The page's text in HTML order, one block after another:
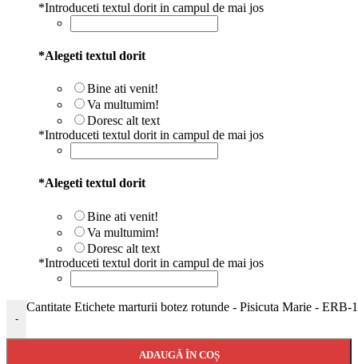
*Introduceti textul dorit in campul de mai jos
*Alegeti textul dorit
Bine ati venit!
Va multumim!
Doresc alt text
*Introduceti textul dorit in campul de mai jos
*Alegeti textul dorit
Bine ati venit!
Va multumim!
Doresc alt text
*Introduceti textul dorit in campul de mai jos
-
Cantitate Etichete marturii botez rotunde - Pisicuta Marie - ERB-
ADAUGĂ ÎN COȘ